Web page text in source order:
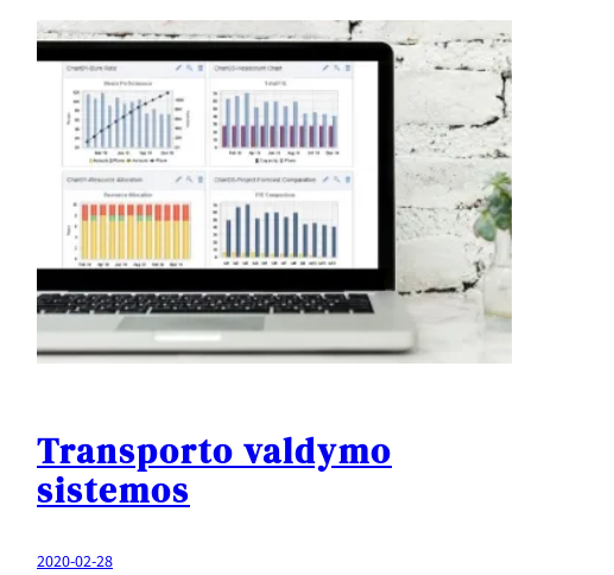
Transporto valdymo
sistemos
2020-02-28